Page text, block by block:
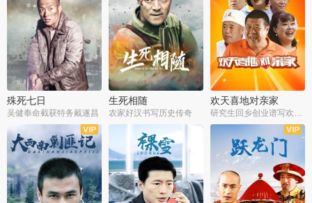
殊死七日
吴健奉命截获特务戴遂昌
生死相随
农家好汉书写历史传奇
欢天喜地对亲家
全21集 全30集